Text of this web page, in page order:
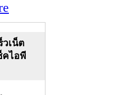
วเน็ต
คไอพี